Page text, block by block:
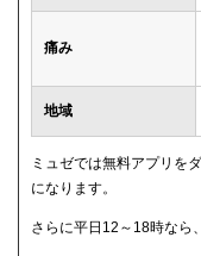
痛み
地域
ミュゼでは無料アプリを
になります。
さらに平日12～18時なら